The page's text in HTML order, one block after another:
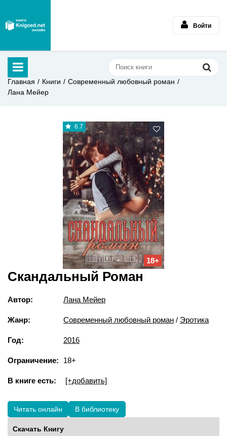
Войти
Главная Книги
Современный любовный роман
Лана Мейер
6.7
18+
Скандальный Роман
Автор: Лана Мейер
Жанр: Современный любовный роман / Эротика
Год: 2016
Ограничение: 18+
В книге есть: [+добавить]
Читать онлайн В библиотеку
Скачать Книгу